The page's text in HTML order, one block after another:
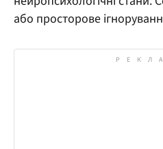
або просторове